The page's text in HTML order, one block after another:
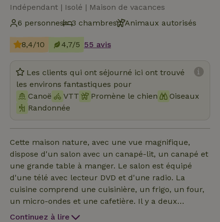
Indépendant | Isolé | Maison de vacances
6 personnes
3 chambres Animaux autorisés
8,4/10 4,7/5 55 avis
Les clients qui ont séjourné ici ont trouvé
les environs fantastiques pour
Canoë
VTT Promène le chien
Oiseaux
Randonnée
Cette maison nature, avec une vue magnifique,
dispose d'un salon avec un canapé-lit, un canapé et
une grande table à manger. Le salon est équipé
d'une télé avec lecteur DVD et d'une radio. La
cuisine comprend une cuisinière, un frigo, un four,
un micro-ondes et une cafetière. Il y a deux
chambres avec un lit double et une chambre avec
Continuez à lire